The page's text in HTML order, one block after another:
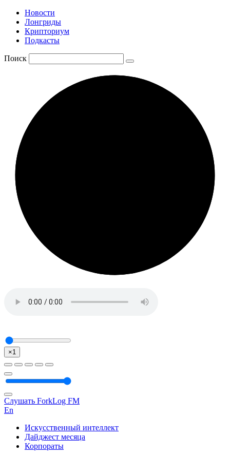
Новости
Лонгриды
Крипториум
Подкасты
Поиск
×1
Слушать ForkLog FM
En
Искусственный интеллект
Дайджест месяца
Корпораты